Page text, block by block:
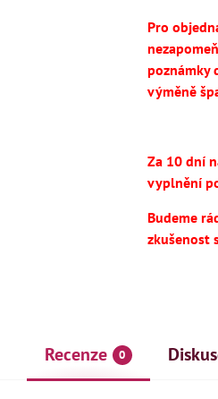
Pro
poznámky
výměně
Za 10 dní
vyplnění
Budeme
zkušenost
Recenze 0